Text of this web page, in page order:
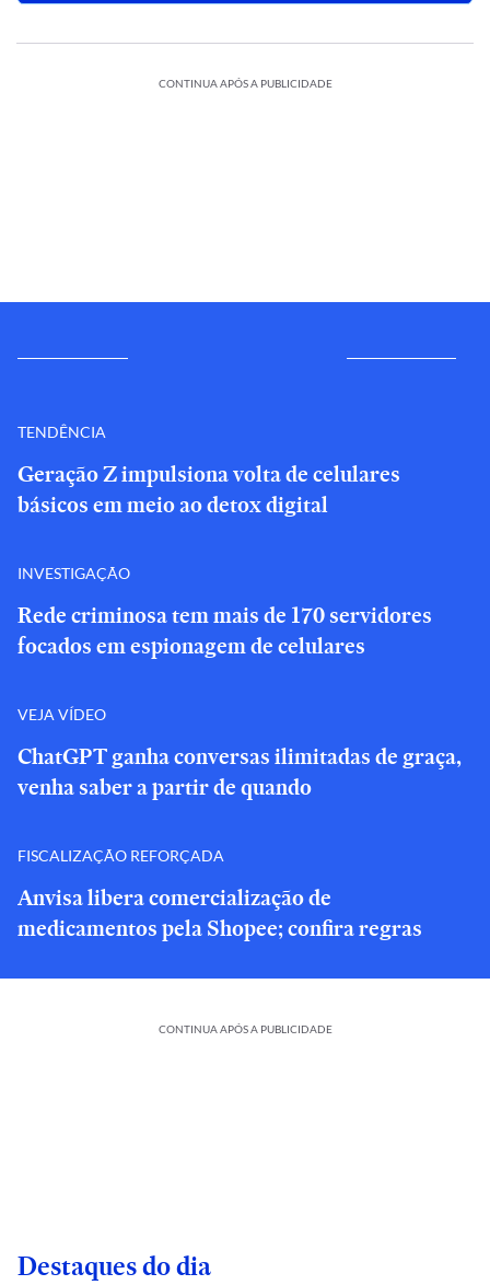
CONTINUA APÓS A PUBLICIDADE
TENDÊNCIA
Geração Z impulsiona volta de celulares
básicos em meio ao detox digital
INVESTIGAÇÃO
Rede criminosa tem mais de 170 servidores
focados em espionagem de celulares
VEJA VÍDEO
ChatGPT ganha conversas ilimitadas de graça,
venha saber a partir de quando
FISCALIZAÇÃO REFORÇADA
Anvisa libera comercialização de
medicamentos pela Shopee; confira regras
CONTINUA APÓS A PUBLICIDADE
Destaques do dia